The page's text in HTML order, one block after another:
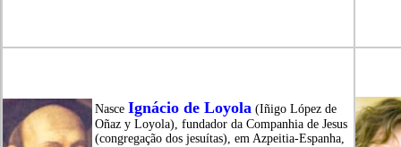
Nasce Ignácio de Loyola (Iñigo López de
Oñaz y Loyola), fundador da Companhia de Jesus
(congregação dos jesuítas), em Azpeitia-Espanha,